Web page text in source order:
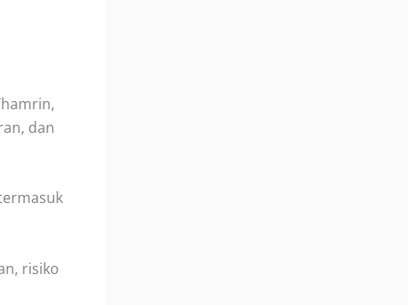
dan
risiko